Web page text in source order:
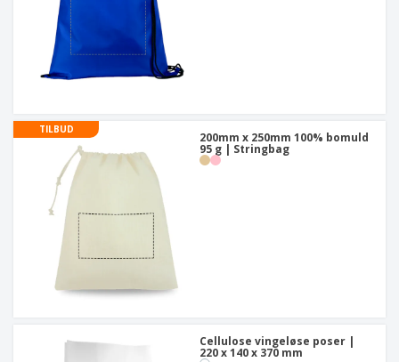
TILBUD
200mm x 250mm 100% bomuld
95 g | Stringbag
Cellulose vingeløse poser |
220 x 140 x 370 mm